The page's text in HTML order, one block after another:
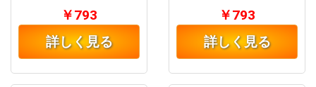
￥793
詳しく見る
￥793
詳しく見る